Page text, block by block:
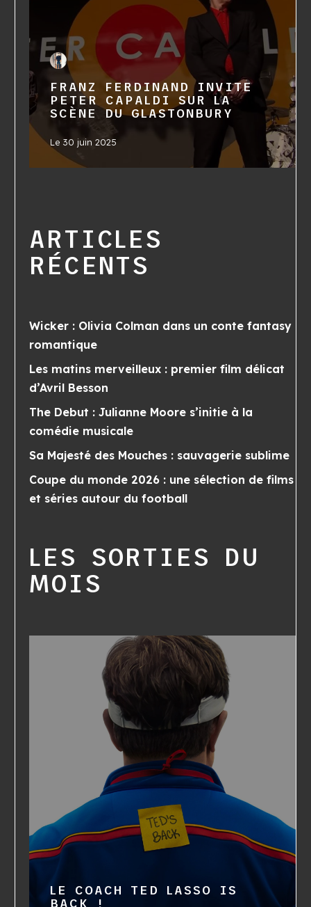
FRANZ FERDINAND INVITE
PETER CAPALDI SUR LA
SCÈNE DU GLASTONBURY
Le30 juin 2025
ARTICLES
RÉCENTS
Wicker : Olivia Colman dans un conte fantasy
romantique
Les matins merveilleux : premier film délicat
d’Avril Besson
The Debut : Julianne Moore s’initie à la
comédie musicale
Sa Majesté des Mouches : sauvagerie sublime
Coupe du monde 2026 : une sélection de films
et séries autour du football
LES SORTIES DU
MOIS
LE COACH TED LASSO IS
BACK !